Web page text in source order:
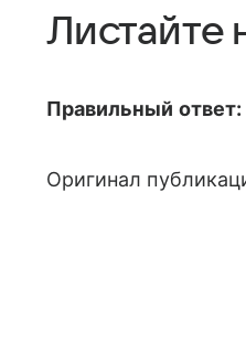
Листайте
Правильный ответ:
Оригинал